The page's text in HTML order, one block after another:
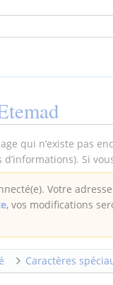
qui n’existe pas
d’informations). Si
Votre
, vos modifications
Caractères